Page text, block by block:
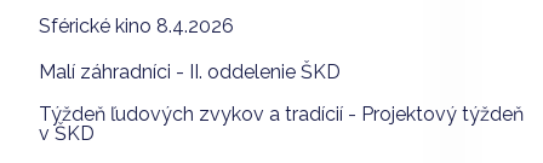
Sférické kino 8.4.2026
Malí záhradníci - II. oddelenie ŠKD
Týždeň ľudových zvykov a tradícií - Projektový týždeň
v ŠKD